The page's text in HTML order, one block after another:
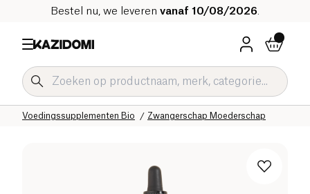
Bestel nu, we leveren vanaf 10/08/2026
Zwangerschap Moederschap
Voedingssupplementen Bio
Welzijn & Gezondheid
Onze biologische catalogus
Home